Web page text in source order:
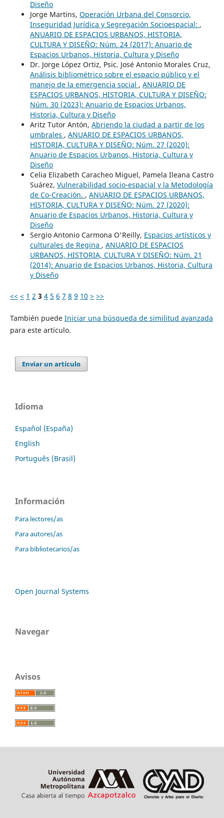
Diseño
Jorge Martins, Operación Urbana del Consorcio,
Inseguridad Jurídica y Segregación Socioespacial: ,
ANUARIO DE ESPACIOS URBANOS, HISTORIA,
CULTURA Y DISEÑO: Núm. 24 (2017): Anuario de
Espacios Urbanos, Historia, Cultura y Diseño
Dr. Jorge López Ortiz, Psic. José Antonio Morales Cruz,
Análisis bibliométrico sobre el espacio público y el
manejo de la emergencia social , ANUARIO DE
ESPACIOS URBANOS, HISTORIA, CULTURA Y DISEÑO:
Núm. 30 (2023): Anuario de Espacios Urbanos,
Historia, Cultura y Diseño
Aritz Tutor Antón, Abriendo la ciudad a partir de los
umbrales , ANUARIO DE ESPACIOS URBANOS,
HISTORIA, CULTURA Y DISEÑO: Núm. 27 (2020):
Anuario de Espacios Urbanos, Historia, Cultura y
Diseño
Celia Elizabeth Caracheo Miguel, Pamela Ileana Castro
Suárez, Vulnerabilidad socio-espacial y la Metodología
de Co-Creación. , ANUARIO DE ESPACIOS URBANOS,
HISTORIA, CULTURA Y DISEÑO: Núm. 27 (2020):
Anuario de Espacios Urbanos, Historia, Cultura y
Diseño
Sergio Antonio Carmona O'Reilly, Espacios artísticos y
culturales de Regina , ANUARIO DE ESPACIOS
URBANOS, HISTORIA, CULTURA Y DISEÑO: Núm. 21
(2014): Anuario de Espacios Urbanos, Historia, Cultura
y Diseño
<< < 1 2 3 4 5 6 7 8 9 10 > >>
También puede Iniciar una búsqueda de similitud avanzada
para este artículo.
Enviar un artículo
Idioma
Español (España)
English
Português (Brasil)
Información
Para lectores/as
Para autores/as
Para bibliotecarios/as
Open Journal Systems
Navegar
Avisos